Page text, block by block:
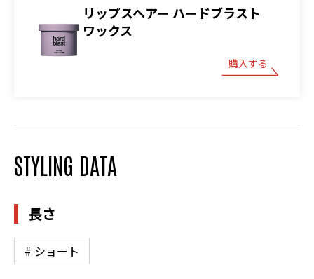
リップスヘアー ハードブラスト
ワックス
購入する
STYLING DATA
長さ
# ショート